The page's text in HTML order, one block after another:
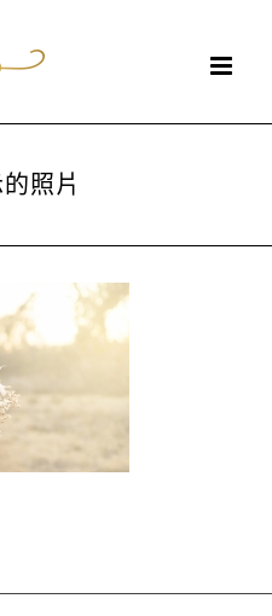
照片